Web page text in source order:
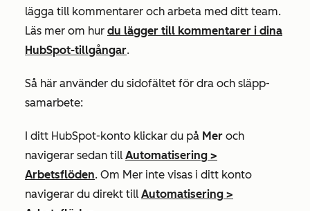
lägga till kommentarer och arbeta med ditt team.
Läs mer om hur du lägger till kommentarer i dina
HubSpot-tillgångar.
Så här använder du sidofältet för dra och släpp-
samarbete:
I ditt HubSpot-konto klickar du på Mer och
navigerar sedan till Automatisering >
Arbetsflöden. Om Mer inte visas i ditt konto
navigerar du direkt till Automatisering >